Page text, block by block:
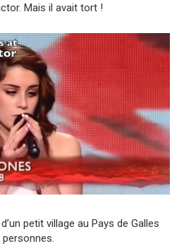
Mais il avait tort !
petit village au Pays de Galles